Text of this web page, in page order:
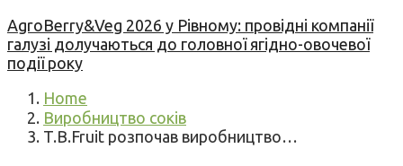
AgroBerry&Veg 2026 у Рівному: провідні компанії
галузі долучаються до головної ягідно-овочевої
події року
Home
Виробництво соків
T.B.Fruit розпочав виробництво…